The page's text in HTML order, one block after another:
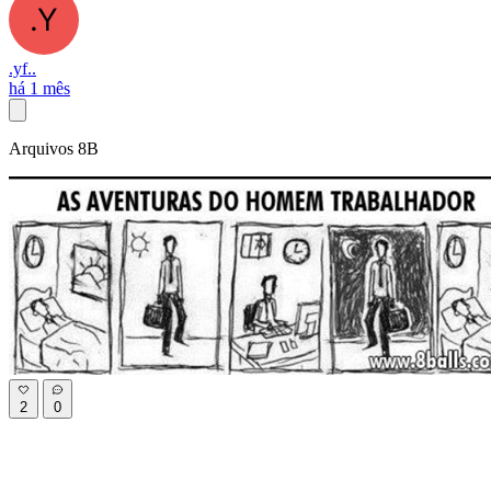
.yf..
há 1 mês
Arquivos 8B
2 0